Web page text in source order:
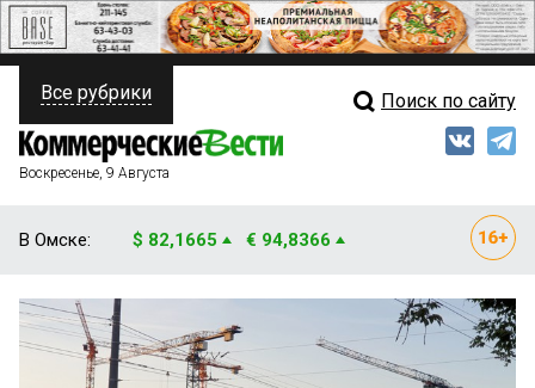
ПОЛИТИКА
ФИНАНСЫ
ОБЩЕСТВО
ЗАКОН
Свежий выпуск
Рейтинги
Все рубрики Поиск по сайту
Воскресенье, 9 Августа
В Омске: $ 82,1665 € 94,8366